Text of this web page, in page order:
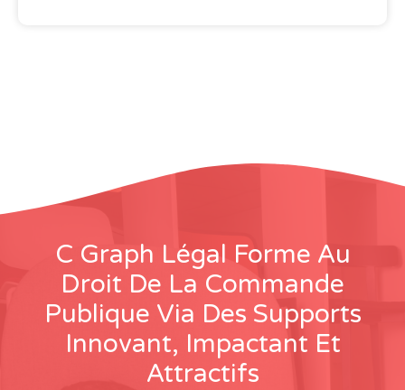
C Graph Légal Forme Au
Droit De La Commande
Publique Via Des Supports
Innovant, Impactant Et
Attractifs